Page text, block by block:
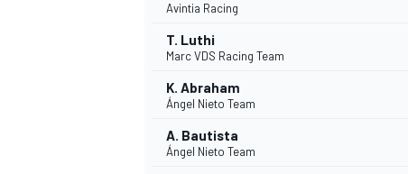
Avintia Racing
T. Luthi
Marc VDS Racing Team
K. Abraham
Ángel Nieto Team
A. Bautista
Ángel Nieto Team